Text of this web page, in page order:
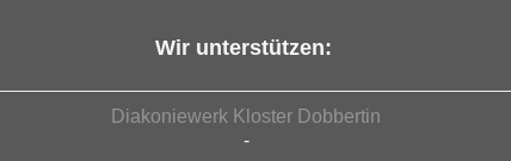
Wir unterstützen:
Diakoniewerk Kloster Dobbertin
-